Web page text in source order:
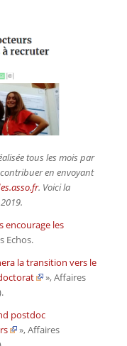
tous les mois par
contribuer en envoyant
. Voici la
encourage les
Echos.
la transition vers le
»,Affaires
.
postdoc
»,Affaires